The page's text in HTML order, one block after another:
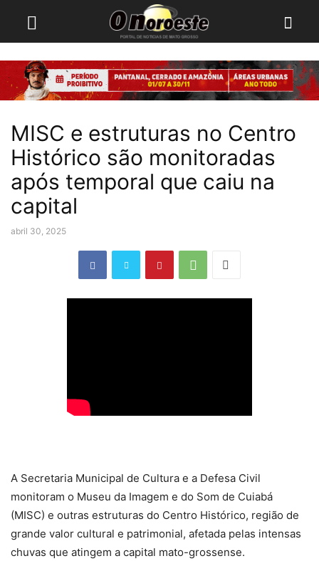
MISC e estruturas no Centro
Histórico são monitoradas
após temporal que caiu na
capital
abril 30, 2025
A Secretaria Municipal de Cultura e a Defesa Civil
monitoram o Museu da Imagem e do Som de Cuiabá
(MISC) e outras estruturas do Centro Histórico, região de
grande valor cultural e patrimonial, afetada pelas intensas
chuvas que atingem a capital mato-grossense.